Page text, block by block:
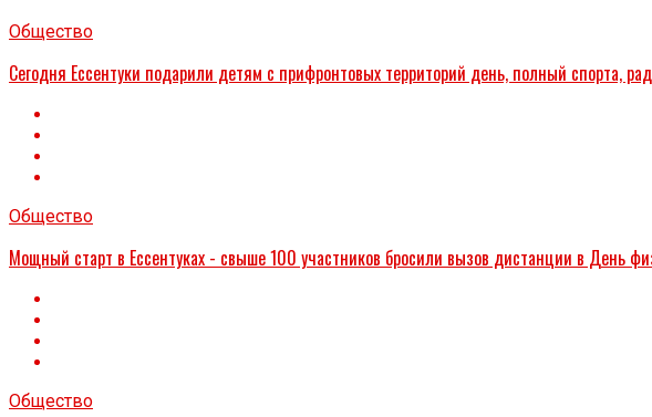
Общество
Сегодня Ессентуки подарили детям с прифронтовых территорий день, полный спорта,
Общество
Мощный старт в Ессентуках - свыше 100 участников бросили вызов дистанции в День
Общество